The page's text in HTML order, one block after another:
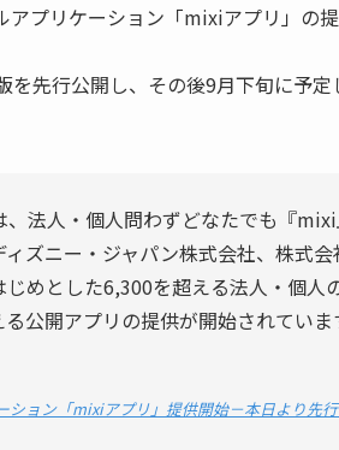
プリケーション「mixiアプリ」の
を先行公開し、その後9月下旬に予
、法人・個人問わずどなたでも『
ズニー・ジャパン株式会社、株式
めとした6,300を超える法人・個
公開アプリの提供が開始されていま
ション「mixiアプリ」提供開始－本日より先